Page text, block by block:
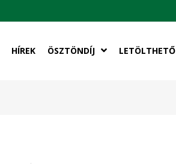
HÍREK ÖSZTÖNDÍJ LETÖLTHETŐ